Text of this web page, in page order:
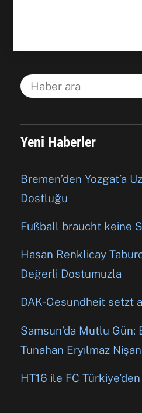
Yeni Haberler
Bremen’den Yozgat’a
Dostluğu
Fußball braucht keine
Hasan Renklicay
Değerli Dostumuzla
DAK-Gesundheit setzt
Samsun’da Mutlu Gün:
Tunahan Eryılmaz
HT16 ile FC